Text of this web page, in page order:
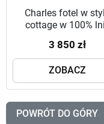
Charles fotel w
cottage w 100%
3 850 zł
ZOBACZ
POWRÓT DO GÓRY